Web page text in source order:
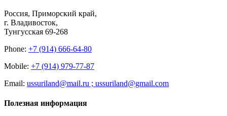
Россия, Приморский край,
г. Владивосток,
Тунгусская 69-268
Phone: +7 (914) 666-64-80
Mobile: +7 (914) 979-77-87
Email: ussuriland@mail.ru ; ussuriland@gmail.com
Полезная информация